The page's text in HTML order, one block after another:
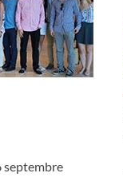
septembre